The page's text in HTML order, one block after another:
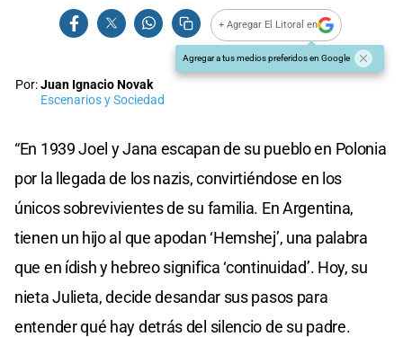
+ Agregar El Litoral en
Agregar a tus medios preferidos en Google
Por:Juan Ignacio Novak
Escenarios y Sociedad
“En 1939 Joel y Jana escapan de su pueblo en Polonia
por la llegada de los nazis, convirtiéndose en los
únicos sobrevivientes de su familia. En Argentina,
tienen un hijo al que apodan ‘Hemshej’, una palabra
que en ídish y hebreo significa ‘continuidad’. Hoy, su
nieta Julieta, decide desandar sus pasos para
entender qué hay detrás del silencio de su padre.